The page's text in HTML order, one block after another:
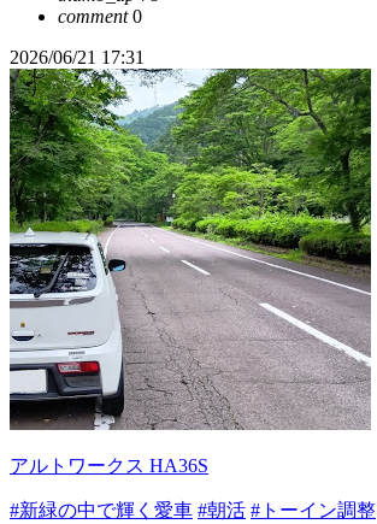
comment0
2026/06/21 17:31
アルトワークス HA36S
#新緑の中で輝く愛車 #朝活 #トーイン調整